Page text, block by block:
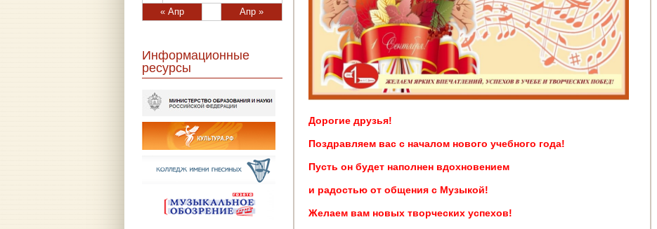
« Апр Апр »
Информационные
ресурсы
Дорогие друзья!
Поздравляем вас с началом нового учебного года!
Пусть он будет наполнен вдохновением
и радостью от общения с Музыкой!
Желаем вам новых творческих успехов!